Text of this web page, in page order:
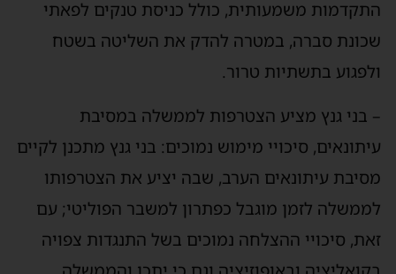
התקדמות משמעותית, כולל כניסת טנקים לפאתי
שכונת סברה, במטרה להדק את השליטה בשטח
ולפגוע בתשתיות טרור.
– בני גנץ מציע הצטרפות לממשלה במסיבת
עיתונאים, סיכויי מימוש נמוכים: בני גנץ מתכנן לקיים
מסיבת עיתונאים הערב, שבה יציע את הצטרפותו
לממשלה לזמן מוגבל כפתרון למשבר הפוליטי; עם
זאת, סיכויי ההצלחה נמוכים בשל התנגדות צפויה